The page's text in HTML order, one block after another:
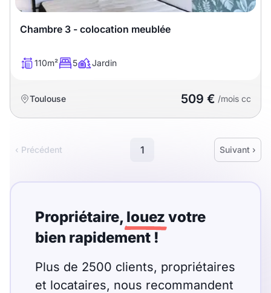
Chambre 3 - colocation meublée
110m² 5 Jardin
Toulouse 509 € /mois cc
‹ Précédent 1 Suivant ›
Propriétaire, louez votre
bien rapidement !
Plus de 2500 clients, propriétaires
et locataires, nous recommandent